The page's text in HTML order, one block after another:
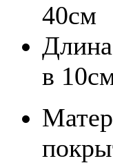
40см
в